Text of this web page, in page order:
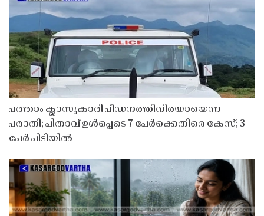
പത്താം ക്ലാസുകാരി പീഡനത്തിനിരയായെന്ന
പരാതി; പിതാവ് ഉൾപ്പെടെ 7 പേർക്കെതിരെ കേസ്; 3
പേർ പിടിയിൽ